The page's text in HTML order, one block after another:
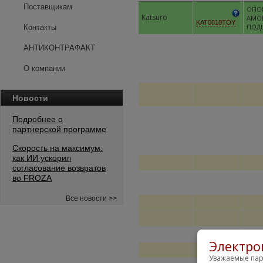
Поставщикам
Контакты
АНТИКОНТРАФАКТ
О компании
Новости
Подробнее о
партнерской программе
Скорость на максимум:
как ИИ ускорил
согласование возвратов
во FROZA
Все новости >>
Katsuro KAT0818TOY
Уважаемые